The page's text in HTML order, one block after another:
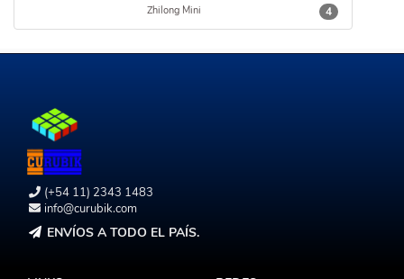
4
Zhilong Mini
(+54 11) 2343 1483
info@curubik.com
ENVÍOS A TODO EL PAÍS.